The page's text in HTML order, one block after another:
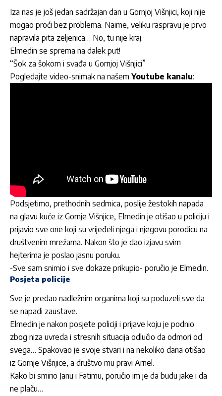
Iza nas je još jedan sadržajan dan u Gornjoj Višnjici, koji nije
mogao proći bez problema. Naime, veliku raspravu je prvo
napravila pita zeljenica… No, tu nije kraj.
Elmedin se sprema na dalek put!
“Šok za šokom i svađa u Gornjoj Višnjici”
Pogledajte video-snimak na našem Youtube kanalu:
Podsjetimo, prethodnih sedmica, poslije žestokih napada
na glavu kuće iz Gornje Višnjice, Elmedin je otišao u policiju i
prijavio sve one koji su vrijeđeli njega i njegovu porodicu na
društvenim mrežama. Nakon što je dao izjavu svim
hejterima je poslao jasnu poruku.
-Sve sam snimio i sve dokaze prikupio- poručio je Elmedin.
Posjeta policije
Sve je predao nadležnim organima koji su poduzeli sve da
se napadi zaustave.
Elmedin je nakon posjete policiji i prijave koju je podnio
zbog niza uvreda i stresnih situacija odlučio da odmori od
svega… Spakovao je svoje stvari i na nekoliko dana otišao
iz Gornje Višnjice, a društvo mu pravi Arnel.
Kako bi smirio Janu i Fatimu, poručio im je da budu jake i da
ne plaču…